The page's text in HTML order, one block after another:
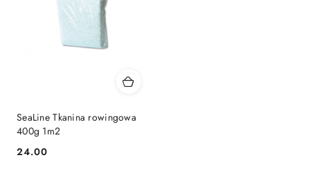
SeaLine Tkanina rowingowa
400g 1m2
Cena:
24.00